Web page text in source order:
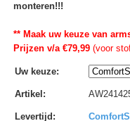
monteren!!!
** Maak uw keuze van
Prijzen v/a €79,99(voor
Uw keuze:
Artikel :
Levertijd :